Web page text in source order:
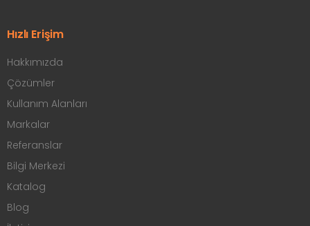
Hızlı Erişim
Hakkımızda
Çözümler
Kullanım Alanları
Markalar
Referanslar
Bilgi Merkezi
Katalog
Blog